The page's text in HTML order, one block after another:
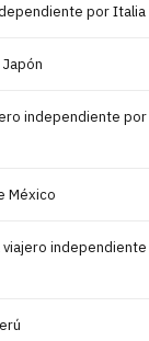
por Italia
independiente por
México
viajero